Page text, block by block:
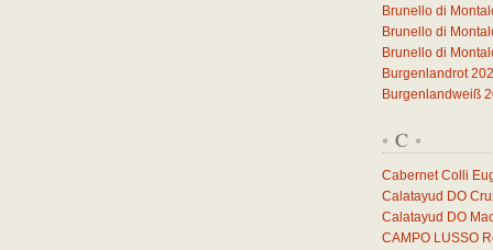
Brunello di
Brunello di
Brunello di
Burgenlandrot
Burgenlandweiß
* C *
Cabernet Colli
Calatayud DO
Calatayud DO
CAMPO LUSSO